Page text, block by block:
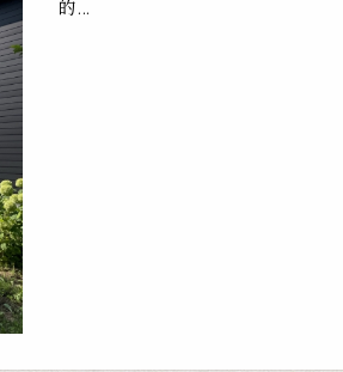
的...